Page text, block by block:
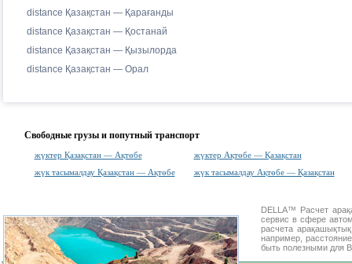
distance Қазақстан — Қарағанды
distance Қазақстан — Қостанай
distance Қазақстан — Қызылорда
distance Қазақстан — Орал
Свободные грузы и попутный транспорт
жүктер Қазақстан — Ақтөбе
жүктер Ақтөбе — Қазақстан
жүк тасымалдау Қазақстан — Ақтөбе
жүк тасымалдау Ақтөбе — Қазақстан
DELLA™ Расчет
сервис в сфере
расчета
например,
быть полезными для